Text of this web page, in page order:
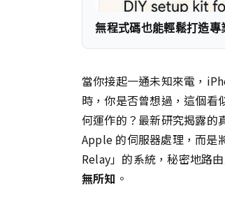
無程式碼也能輕鬆打造
當你接起一通未知來電，
時，你是否曾想過，這個
何運作的？最新研究揭露的
Apple 的伺服器處理，而是
Relay」的系統，秘密地路
無所知 。